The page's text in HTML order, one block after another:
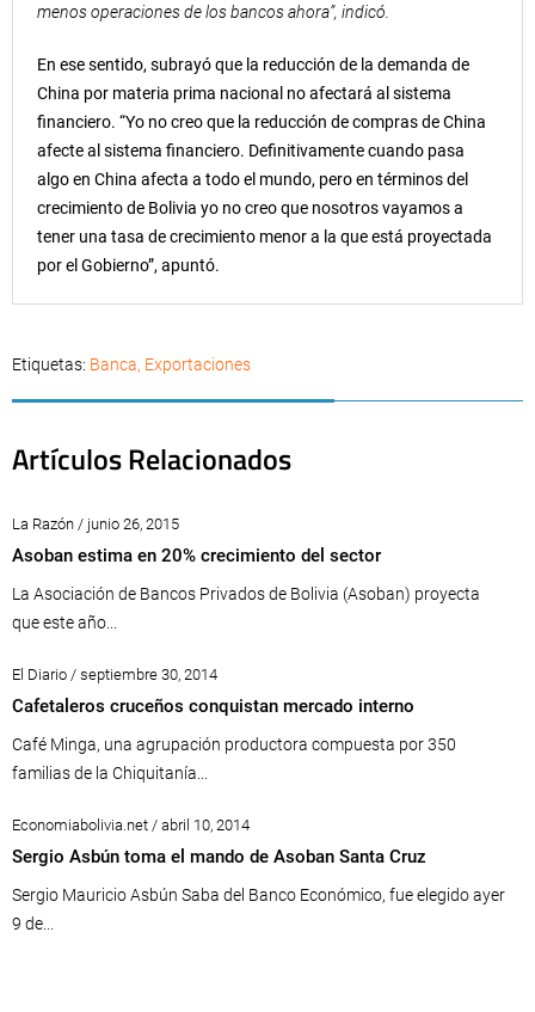
menos operaciones de los bancos ahora”, indicó.
En ese sentido, subrayó que la reducción de la demanda de
China por materia prima nacional no afectará al sistema
financiero. “Yo no creo que la reducción de compras de China
afecte al sistema financiero. Definitivamente cuando pasa
algo en China afecta a todo el mundo, pero en términos del
crecimiento de Bolivia yo no creo que nosotros vayamos a
tener una tasa de crecimiento menor a la que está proyectada
por el Gobierno”, apuntó.
Etiquetas: Banca, Exportaciones
Artículos Relacionados
La Razón / junio 26, 2015
Asoban estima en 20% crecimiento del sector
La Asociación de Bancos Privados de Bolivia (Asoban) proyecta
que este año...
El Diario / septiembre 30, 2014
Cafetaleros cruceños conquistan mercado interno
Café Minga, una agrupación productora compuesta por 350
familias de la Chiquitanía...
Economiabolivia.net / abril 10, 2014
Sergio Asbún toma el mando de Asoban Santa Cruz
Sergio Mauricio Asbún Saba del Banco Económico, fue elegido ayer
9 de...